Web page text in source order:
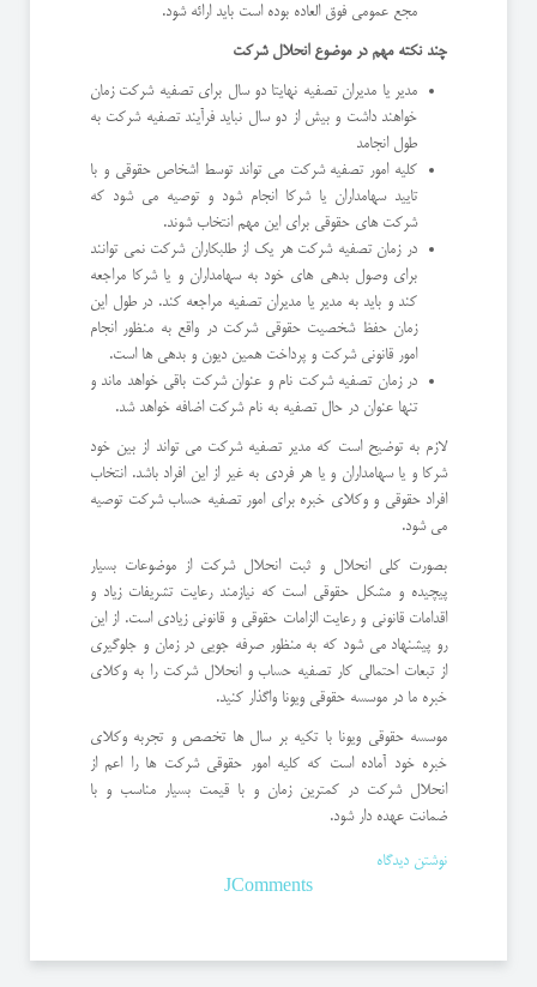
مجع عمومی فوق العاده بوده است باید ارائه شود.
چند نکته مهم در موضوع انحلال شرکت
مدیر یا مدیران تصفیه نهایتا دو سال برای تصفیه شرکت زمان
خواهند داشت و بیش از دو سال نباید فرآیند تصفیه شرکت به
طول انجامد
کلیه امور تصفیه شرکت می تواند توسط اشخاص حقوقی و با
تایید سهامداران یا شرکا انجام شود و توصیه می شود که
شرکت های حقوقی برای این مهم انتخاب شوند.
در زمان تصفیه شرکت هر یک از طلبکاران شرکت نمی توانند
برای وصول بدهی های خود به سهامداران و یا شرکا مراجعه
کند و باید به مدیر یا مدیران تصفیه مراجعه کند. در طول این
زمان حفظ شخصیت حقوقی شرکت در واقع به منظور انجام
امور قانونی شرکت و پرداخت همین دیون و بدهی ها است.
در زمان تصفیه شرکت نام و عنوان شرکت باقی خواهد ماند و
تنها عنوان در حال تصفیه به نام شرکت اضافه خواهد شد.
لازم به توضیح است که مدیر تصفیه شرکت می تواند از بین خود
شرکا و یا سهامداران و یا هر فردی به غیر از این افراد باشد. انتخاب
افراد حقوقی و وکلای خبره برای امور تصفیه حساب شرکت توصیه
می شود.
بصورت کلی انحلال و ثبت انحلال شرکت از موضوعات بسیار
پیچیده و مشکل حقوقی است که نیازمند رعایت تشریفات زیاد و
اقدامات قانونی و رعایت الزامات حقوقی و قانونی زیادی است. از این
رو پیشنهاد می شود که به منظور صرفه جویی در زمان و جلوگیری
از تبعات احتمالی کار تصفیه حساب و انحلال شرکت را به وکلای
خبره ما در موسسه حقوقی ویونا واگذار کنید.
موسسه حقوقی ویونا با تکیه بر سال ها تخصص و تجربه وکلای
خبره خود آماده است که کلیه امور حقوقی شرکت ها را اعم از
انحلال شرکت در کمترین زمان و با قیمت بسیار مناسب و با
ضمانت عهده دار شود.
نوشتن دیدگاه
JComments